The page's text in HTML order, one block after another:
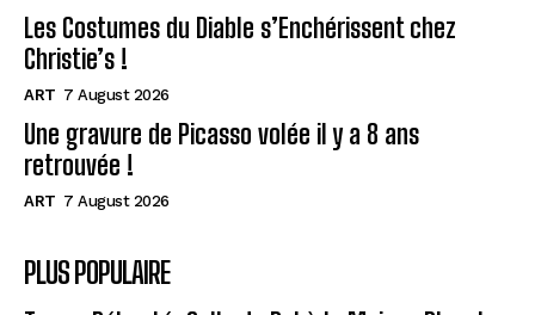
Les Costumes du Diable s’Enchérissent chez
Christie’s !
ART 7 August 2026
Une gravure de Picasso volée il y a 8 ans
retrouvée !
ART 7 August 2026
PLUS POPULAIRE